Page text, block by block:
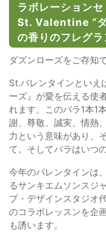
ラボレーションセ
St. Valentine “ダ
の香りのフレグ
ダズンローズをご存知
St.バレンタインといえ
ーズ』が愛を伝える使
れます。このバラ1本1
謝、尊敬、誠実、情熱
力という意味があり、
て。そしてバラはいつ
今年のバレンタインは
るサンキエムソンスジ
プ・デザインスタジオ
のコラボレッスンを企
も誘います。